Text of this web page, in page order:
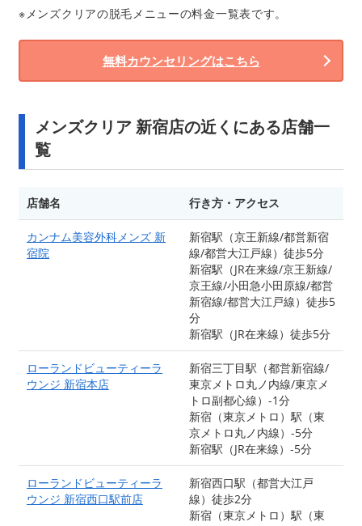
※メンズクリアの脱毛メニューの料金一覧表です。
無料カウンセリングはこちら
メンズクリア 新宿店の近くにある店舗一
覧
店舗名 行き方・アクセス
カンナム美容外科メンズ 新
宿院
新宿駅（京王新線/都営新宿
線/都営大江戸線）徒歩5分
新宿駅（JR在来線/京王新線/
京王線/小田急小田原線/都営
新宿線/都営大江戸線）徒歩5
分
新宿駅（JR在来線）徒歩5分
ローランドビューティーラ
ウンジ 新宿本店
新宿三丁目駅（都営新宿線/
東京メトロ丸ノ内線/東京メ
トロ副都心線）-1分
新宿（東京メトロ）駅（東
京メトロ丸ノ内線）-5分
新宿駅（JR在来線）-5分
ローランドビューティーラ
ウンジ 新宿西口駅前店
新宿西口駅（都営大江戸
線）徒歩2分
新宿（東京メトロ）駅（東